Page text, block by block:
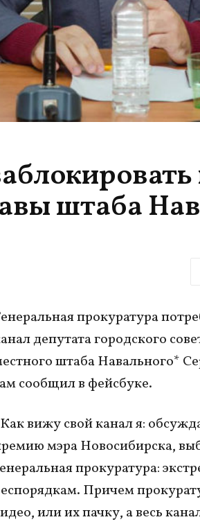
штаба
прокуратура
депутата городского
штаба Навального*
сообщил в фейсбуке.
вижу свой канал я:
мэра Новосибирска,
прокуратура:
Причем
или их пачку, а весь